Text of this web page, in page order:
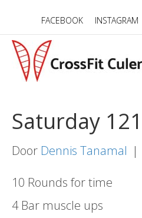
FACEBOOK INSTAGRAM
Saturday
Door Dennis Tanamal |
10 Rounds for time
4 Bar muscle ups